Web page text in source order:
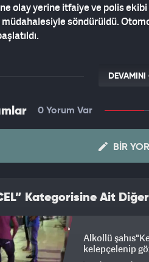
olay yerine itfaiye ve polis
söndürüldü.
DEVAMINI
0 Yorum Var
BIR
Kategorisine Ait
Alkollü
kelepçelenip